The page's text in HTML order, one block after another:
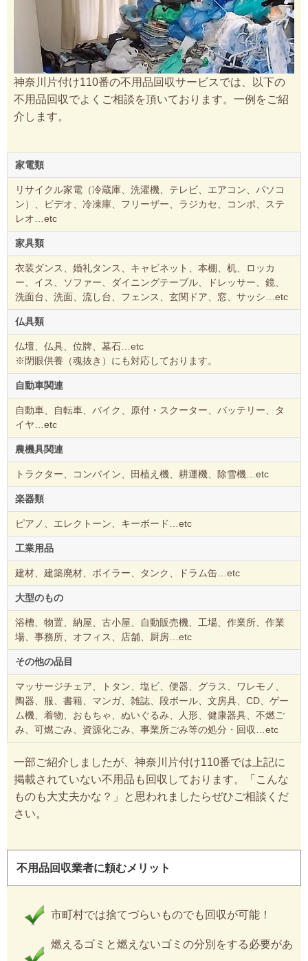
神奈川片付け110番の不用品回収サービスでは、以下の
不用品回収でよくご相談を頂いております。一例をご紹
介します。
家電類
リサイクル家電（冷蔵庫、洗濯機、テレビ、エアコン、パソコ
ン）、ビデオ、冷凍庫、フリーザー、ラジカセ、コンポ、ステ
レオ…etc
家具類
衣装ダンス、婚礼タンス、キャビネット、本棚、机、ロッカ
ー、イス、ソファー、ダイニングテーブル、ドレッサー、鏡、
洗面台、洗面、流し台、フェンス、玄関ドア、窓、サッシ…etc
仏具類
仏壇、仏具、位牌、墓石…etc
※閉眼供養（魂抜き）にも対応しております。
自動車関連
自動車、自転車、バイク、原付・スクーター、バッテリー、タ
イヤ…etc
農機具関連
トラクター、コンバイン、田植え機、耕運機、除雪機…etc
楽器類
ピアノ、エレクトーン、キーボード…etc
工業用品
建材、建築廃材、ボイラー、タンク、ドラム缶…etc
大型のもの
浴槽、物置、納屋、古小屋、自動販売機、工場、作業所、作業
場、事務所、オフィス、店舗、厨房…etc
その他の品目
マッサージチェア、トタン、塩ビ、便器、グラス、ワレモノ、
陶器、服、書籍、マンガ、雑誌、段ボール、文房具、CD、ゲー
ム機、着物、おもちゃ、ぬいぐるみ、人形、健康器具、不燃ご
み、可燃ごみ、資源化ごみ、事業所ごみ等の処分・回収…etc
一部ご紹介しましたが、神奈川片付け110番では上記に
掲載されていない不用品も回収しております。「こんな
ものも大丈夫かな？」と思われましたらぜひご相談くだ
さい。
不用品回収業者に頼むメリット
市町村では捨てづらいものでも回収が可能！
燃えるゴミと燃えないゴミの分別をする必要があ